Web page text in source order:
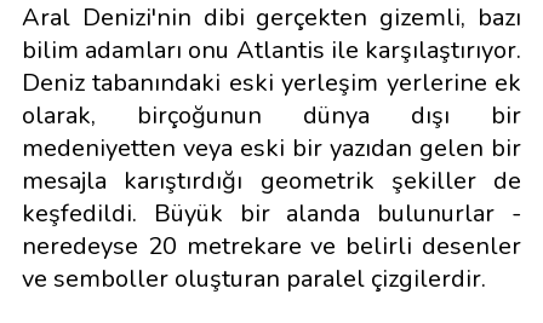
Aral Denizi'nin dibi gerçekten gizemli, bazı
bilim adamları onu Atlantis ile karşılaştırıyor.
Deniz tabanındaki eski yerleşim yerlerine ek
olarak, birçoğunun dünya dışı bir
medeniyetten veya eski bir yazıdan gelen bir
mesajla karıştırdığı geometrik şekiller de
keşfedildi. Büyük bir alanda bulunurlar -
neredeyse 20 metrekare ve belirli desenler
ve semboller oluşturan paralel çizgilerdir.